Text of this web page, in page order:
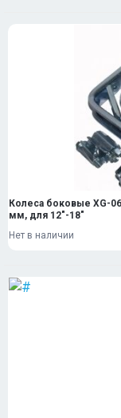
Колеса боковые XG-
мм, для 12"-18"
Нет в наличии